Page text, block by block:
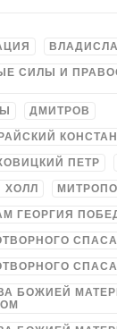
СИЛЫ И
ДМИТРОВ
ПЕТР
ХОЛЛ
ГЕОРГИЯ
БОЖИЕЙ